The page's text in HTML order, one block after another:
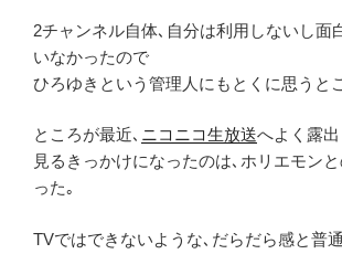
2チャンネル自体､自分は利用しないし面
いなかったので
ひろゆきという管理人にもとくに思うと
ところが最近､ ニコニコ生放送へよく露
見るきっかけになったのは､ホリエモン
った｡
TVではできないような､だらだら感と普